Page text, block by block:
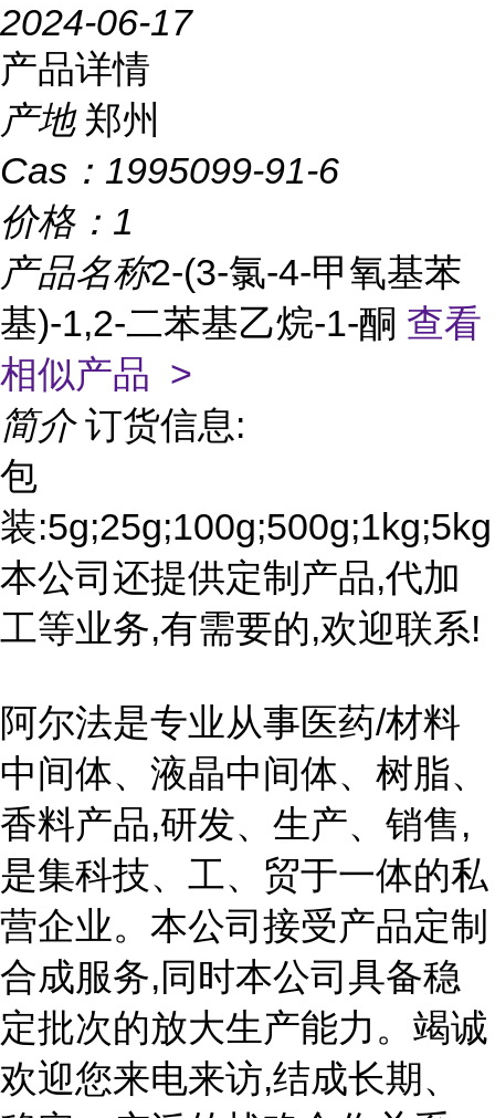
2024-06-17
产品详情
产地 郑州
Cas： 1995099-91-6
价格： 1
产品名称2-(3-氯-4-甲氧基苯
基)-1,2-二苯基乙烷-1-酮 查看
相似产品 >
简介 订货信息:
包
装:5g;25g;100g;500g;1kg;5kg
本公司还提供定制产品,代加
工等业务,有需要的,欢迎联系!
阿尔法是专业从事医药/材料
中间体、液晶中间体、树脂、
香料产品,研发、生产、销售,
是集科技、工、贸于一体的私
营企业。本公司接受产品定制
合成服务,同时本公司具备稳
定批次的放大生产能力。竭诚
欢迎您来电来访,结成长期、